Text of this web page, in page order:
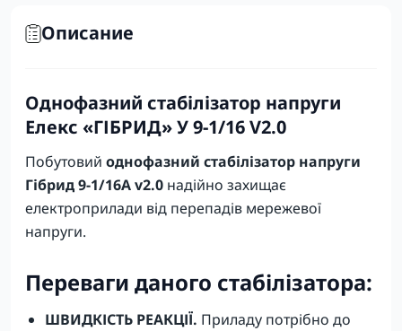
Описание
Однофазний стабілізатор напруги
Елекс «ГІБРИД» У 9-1/16 V2.0
Побутовий однофазний стабілізатор напруги
Гібрид 9-1/16А v2.0 надійно захищає
електроприлади від перепадів мережевої
напруги.
Переваги даного стабілізатора:
ШВИДКІСТЬ РЕАКЦІЇ. Приладу потрібно до